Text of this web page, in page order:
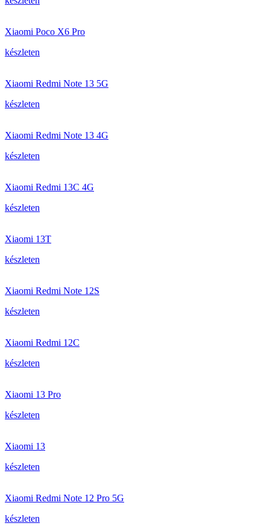
Xiaomi Poco X6 Pro
készleten
Xiaomi Redmi Note 13 5G
készleten
Xiaomi Redmi Note 13 4G
készleten
Xiaomi Redmi 13C 4G
készleten
Xiaomi 13T
készleten
Xiaomi Redmi Note 12S
készleten
Xiaomi Redmi 12C
készleten
Xiaomi 13 Pro
készleten
Xiaomi 13
készleten
Xiaomi Redmi Note 12 Pro 5G
készleten